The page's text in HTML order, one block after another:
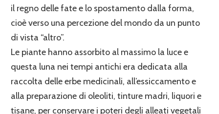
il regno delle fate e lo spostamento dalla forma,
cioè verso una percezione del mondo da un punto
di vista “altro”.
Le piante hanno assorbito al massimo la luce e
questa luna nei tempi antichi era dedicata alla
raccolta delle erbe medicinali, all’essiccamento e
alla preparazione di oleoliti, tinture madri, liquori e
tisane, per conservare i poteri degli alleati vegetali